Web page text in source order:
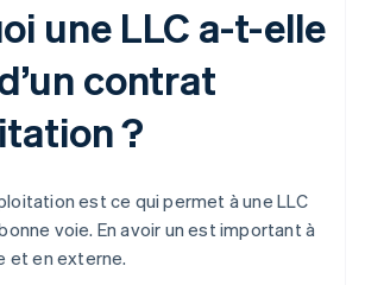
une LLC a-t-elle
contrat
?
est ce qui permet à une LLC
voie. En avoir un est important à
et en externe.